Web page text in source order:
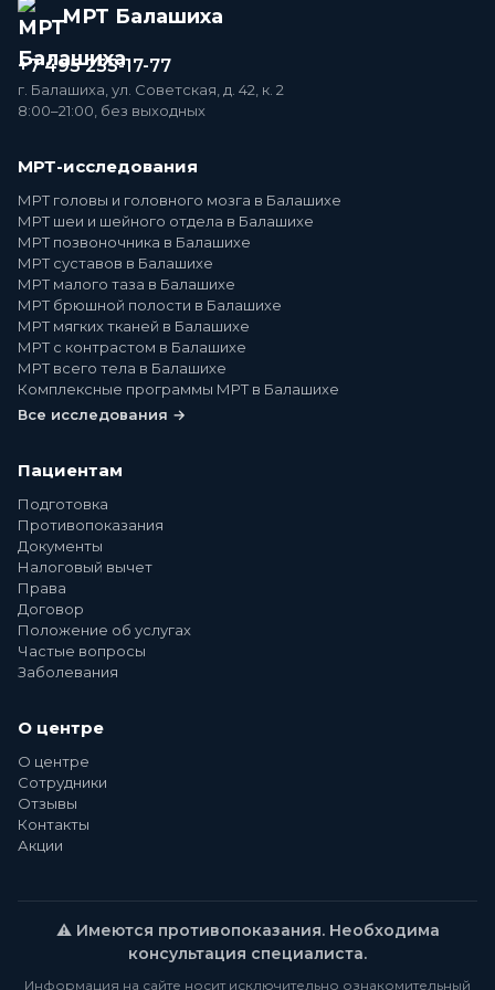
МРТ Балашиха
+7 495 255-17-77
г. Балашиха, ул. Советская, д. 42, к. 2
8:00–21:00, без выходных
МРТ-исследования
МРТ головы и головного мозга в Балашихе
МРТ шеи и шейного отдела в Балашихе
МРТ позвоночника в Балашихе
МРТ суставов в Балашихе
МРТ малого таза в Балашихе
МРТ брюшной полости в Балашихе
МРТ мягких тканей в Балашихе
МРТ с контрастом в Балашихе
МРТ всего тела в Балашихе
Комплексные программы МРТ в Балашихе
Все исследования →
Пациентам
Подготовка
Противопоказания
Документы
Налоговый вычет
Права
Договор
Положение об услугах
Частые вопросы
Заболевания
О центре
О центре
Сотрудники
Отзывы
Контакты
Акции
⚠️ Имеются противопоказания. Необходима
консультация специалиста.
Информация на сайте носит исключительно ознакомительный